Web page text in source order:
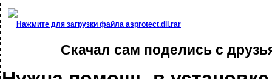
Нажмите для загрузки файла asprotect.dll.rar
Скачал сам поделись с